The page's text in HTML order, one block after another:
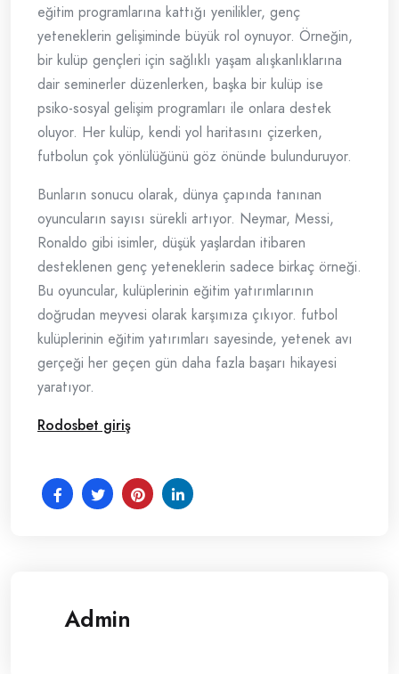
eğitim programlarına kattığı yenilikler, genç
yeteneklerin gelişiminde büyük rol oynuyor. Örneğin,
bir kulüp gençleri için sağlıklı yaşam alışkanlıklarına
dair seminerler düzenlerken, başka bir kulüp ise
psiko-sosyal gelişim programları ile onlara destek
oluyor. Her kulüp, kendi yol haritasını çizerken,
futbolun çok yönlülüğünü göz önünde bulunduruyor.
Bunların sonucu olarak, dünya çapında tanınan
oyuncuların sayısı sürekli artıyor. Neymar, Messi,
Ronaldo gibi isimler, düşük yaşlardan itibaren
desteklenen genç yeteneklerin sadece birkaç örneği.
Bu oyuncular, kulüplerinin eğitim yatırımlarının
doğrudan meyvesi olarak karşımıza çıkıyor. futbol
kulüplerinin eğitim yatırımları sayesinde, yetenek avı
gerçeği her geçen gün daha fazla başarı hikayesi
yaratıyor.
Rodosbet giriş
Admin